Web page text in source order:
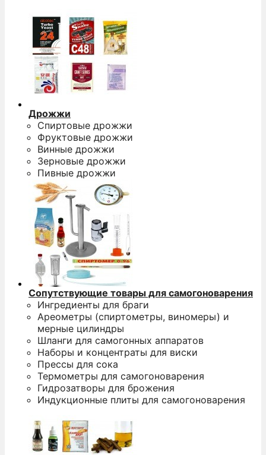
Дрожжи
Спиртовые дрожжи
Фруктовые дрожжи
Винные дрожжи
Зерновые дрожжи
Пивные дрожжи
Сопутствующие товары для самогоноварения
Ингредиенты для браги
Ареометры (спиртометры, виномеры) и
мерные цилиндры
Шланги для самогонных аппаратов
Наборы и концентраты для виски
Прессы для сока
Термометры для самогоноварения
Гидрозатворы для брожения
Индукционные плиты для самогоноварения